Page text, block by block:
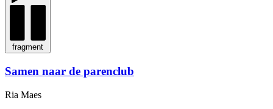
fragment
Samen naar de parenclub
Ria Maes